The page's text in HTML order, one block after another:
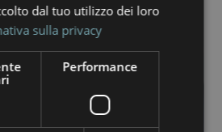
dal tuo utilizzo dei loro
sulla privacy
Performance